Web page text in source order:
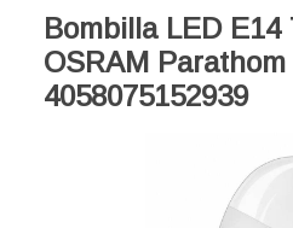
Bombilla LED E14
OSRAM
4058075152939